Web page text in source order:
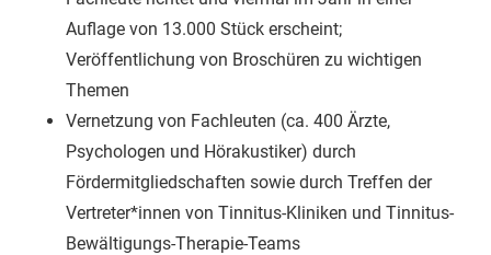
Auflage von 13.000 Stück erscheint;
Veröffentlichung von Broschüren zu wichtigen
Themen
Vernetzung von Fachleuten (ca. 400 Ärzte,
Psychologen und Hörakustiker) durch
Fördermitgliedschaften sowie durch Treffen der
Vertreter*innen von Tinnitus-Kliniken und Tinnitus-
Bewältigungs-Therapie-Teams